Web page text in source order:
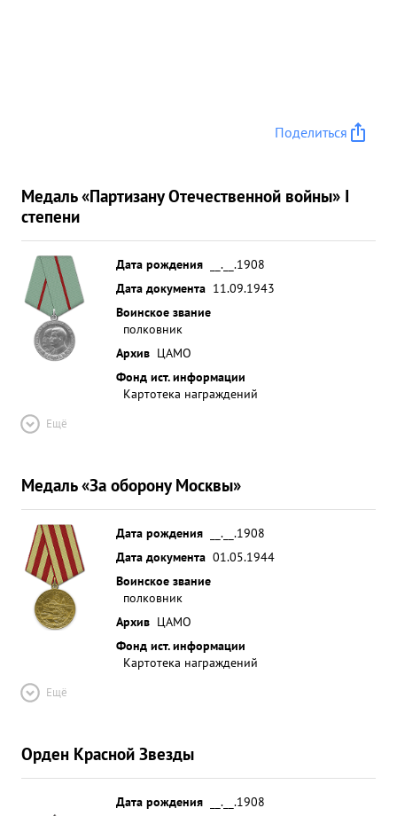
Поделиться
Медаль «Партизану Отечественной войны» I
степени
Дата рождения
__.__.1908
Дата документа 11.09.1943
Воинское звание
полковник
Архив ЦАМО
Фонд ист. информации
Картотека награждений
Ещё
Медаль «За оборону Москвы»
Дата рождения
__.__.1908
Дата документа 01.05.1944
Воинское звание
полковник
Архив ЦАМО
Фонд ист. информации
Картотека награждений
Ещё
Орден Красной Звезды
Дата рождения
__.__.1908